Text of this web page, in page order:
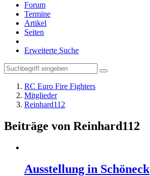
Forum
Termine
Artikel
Seiten
Erweiterte Suche
RC Euro Fire Fighters
Mitglieder
Reinhard112
Beiträge von Reinhard112
Ausstellung in Schöneck